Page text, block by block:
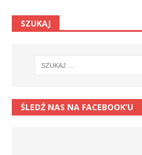
SZUKAJ
ŚLEDŹ NAS NA FACEBOOK’U